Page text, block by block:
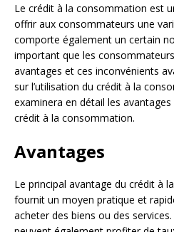
Le crédit à la consommation est
offrir aux consommateurs une
comporte également un certain
important que les
avantages et ces inconvénients
sur l’utilisation du crédit à la
examinera en détail les
crédit à la consommation.
Avantages
Le principal avantage du crédit à
fournit un moyen pratique et
acheter des biens ou des